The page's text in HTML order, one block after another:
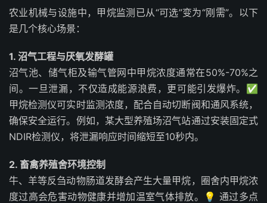
农业机械与设施中，甲烷监测已从“可选”变为“刚需”。以下
是几个核心场景：
1. 沼气工程与厌氧发酵罐
沼气池、储气柜及输气管网中甲烷浓度通常在50%-70%之
间。一旦泄漏，不仅造成能源浪费，更可能引发爆炸。✅
甲烷检测仪可实时监测浓度，配合自动切断阀和通风系统，
确保安全运行。例如，某大型养殖场沼气站通过安装固定式
NDIR检测仪，将泄漏响应时间缩短至10秒内。
2. 畜禽养殖舍环境控制
牛、羊等反刍动物肠道发酵会产生大量甲烷，圈舍内甲烷浓
度过高会危害动物健康并增加温室气体排放。💡 通过多点